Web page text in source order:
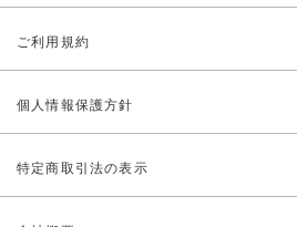
ご利用規約
個人情報保護方針
特定商取引法の表示